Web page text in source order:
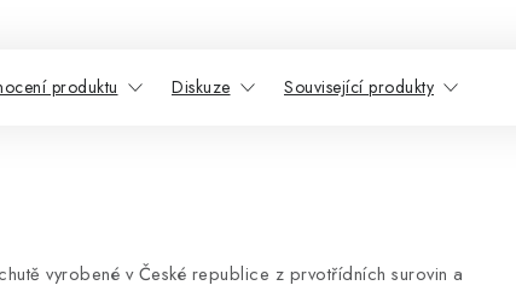
produktu Diskuze Související produkty
vyrobené v České republice z prvotřídních surovin a